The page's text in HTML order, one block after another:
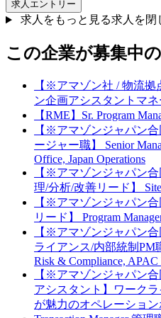
求人エントリー
求人をもっと見る求人を閉
この企業が募集中
【※アマゾン社 / 物流拠
ン企画アシスタントマネ
【RME】Sr. Program
【※アマゾンジャパン
ージャー職】 Senior
Office, Japan Operations
【※アマゾンジャパン
理/分析/改善リード】 Site
【※アマゾンジャパン
リード】 Program
【※アマゾンジャパン
ライアンス/内部統制PM
Risk & Compliance, APAC
【※アマゾンジャパン
アシスタント】ワーク
が魅力のオペレーション